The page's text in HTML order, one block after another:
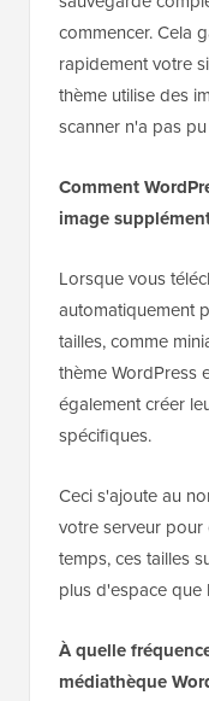
Cependant, je
sauvegarde
commencer. Cela
rapidement votre
scanner n'a pas
image
Lorsque vous
automatiquement
tailles, comme
thème WordPress
spécifiques.
Ceci s'ajoute au
votre serveur
plus d'espace que